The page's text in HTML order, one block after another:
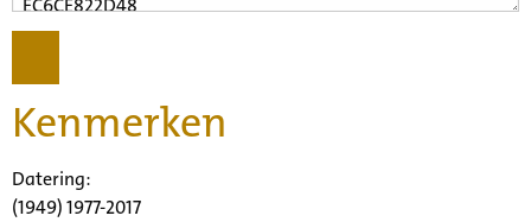
Kenmerken
Datering:
(1949) 1977-2017